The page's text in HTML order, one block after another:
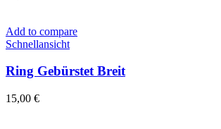
Add to compare
Schnellansicht
Ring Gebürstet Breit
15,00 €